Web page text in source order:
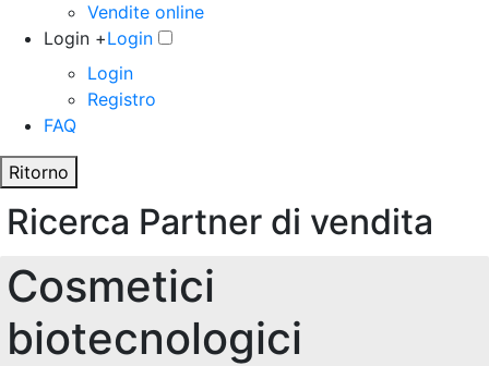
Vendite online
Login +Login
Login
Registro
FAQ
Ritorno
Ricerca Partner di vendita
Cosmetici
biotecnologici